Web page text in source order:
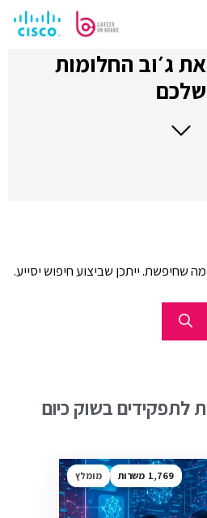
ג׳וב החלומות
שלכם
שחיפשת. ייתכן שביצוע חיפוש יסייע.
לתפקידים בשוק כיום
1,769 מומלץ